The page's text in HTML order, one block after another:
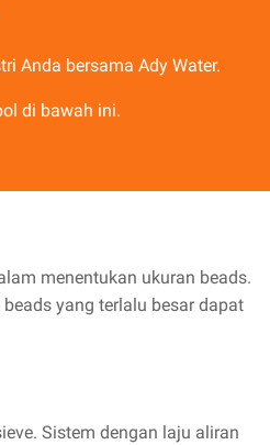
Anda bersama Ady Water.
di bawah ini.
menentukan ukuran beads.
yang terlalu besar dapat
Sistem dengan laju aliran